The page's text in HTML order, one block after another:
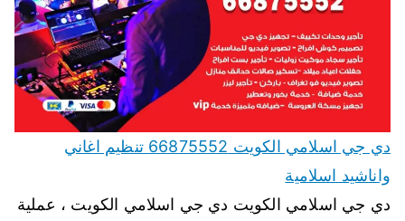
دي جي اسلامي الكويت 66875552 تنظيم اغاني
واناشيد اسلامية
دي جي اسلامي الكويت دي جي اسلامي الكويت ، عملية